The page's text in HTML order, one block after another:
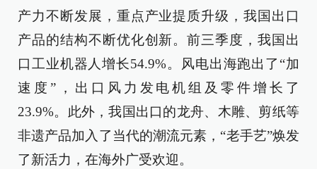
产力不断发展，重点产业提质升级，我国出口
产品的结构不断优化创新。前三季度，我国出
口工业机器人增长54.9%。风电出海跑出了“加
速度”，出口风力发电机组及零件增长了
23.9%。此外，我国出口的龙舟、木雕、剪纸等
非遗产品加入了当代的潮流元素，“老手艺”焕发
了新活力，在海外广受欢迎。